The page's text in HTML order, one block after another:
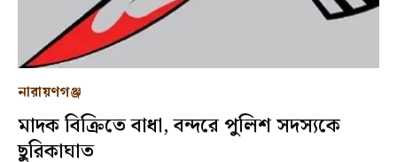
নারায়ণগঞ্জ
মাদক বিক্রিতে বাধা, বন্দরে পুলিশ সদস্যকে
ছুরিকাঘাত